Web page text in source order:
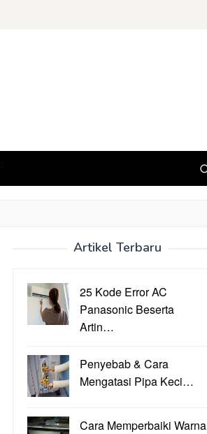
Artikel Terbaru
25 Kode Error AC
Panasonic Beserta
Artin…
Penyebab & Cara
Mengatasi Pipa Keci…
Cara Memperbaiki Warna